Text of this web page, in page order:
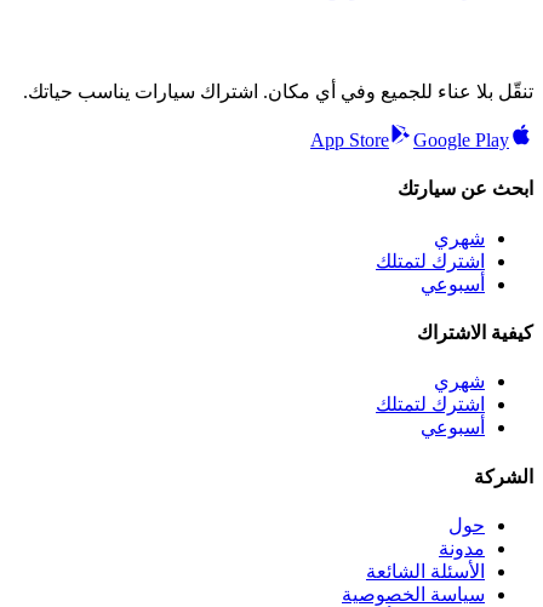
تنقّل بلا عناء للجميع وفي أي مكان. اشتراك سيارات يناسب حياتك.
App Store Google Play
ابحث عن سيارتك
شهري
اشترك لتمتلك
أسبوعي
كيفية الاشتراك
شهري
اشترك لتمتلك
أسبوعي
الشركة
حول
مدونة
الأسئلة الشائعة
سياسة الخصوصية